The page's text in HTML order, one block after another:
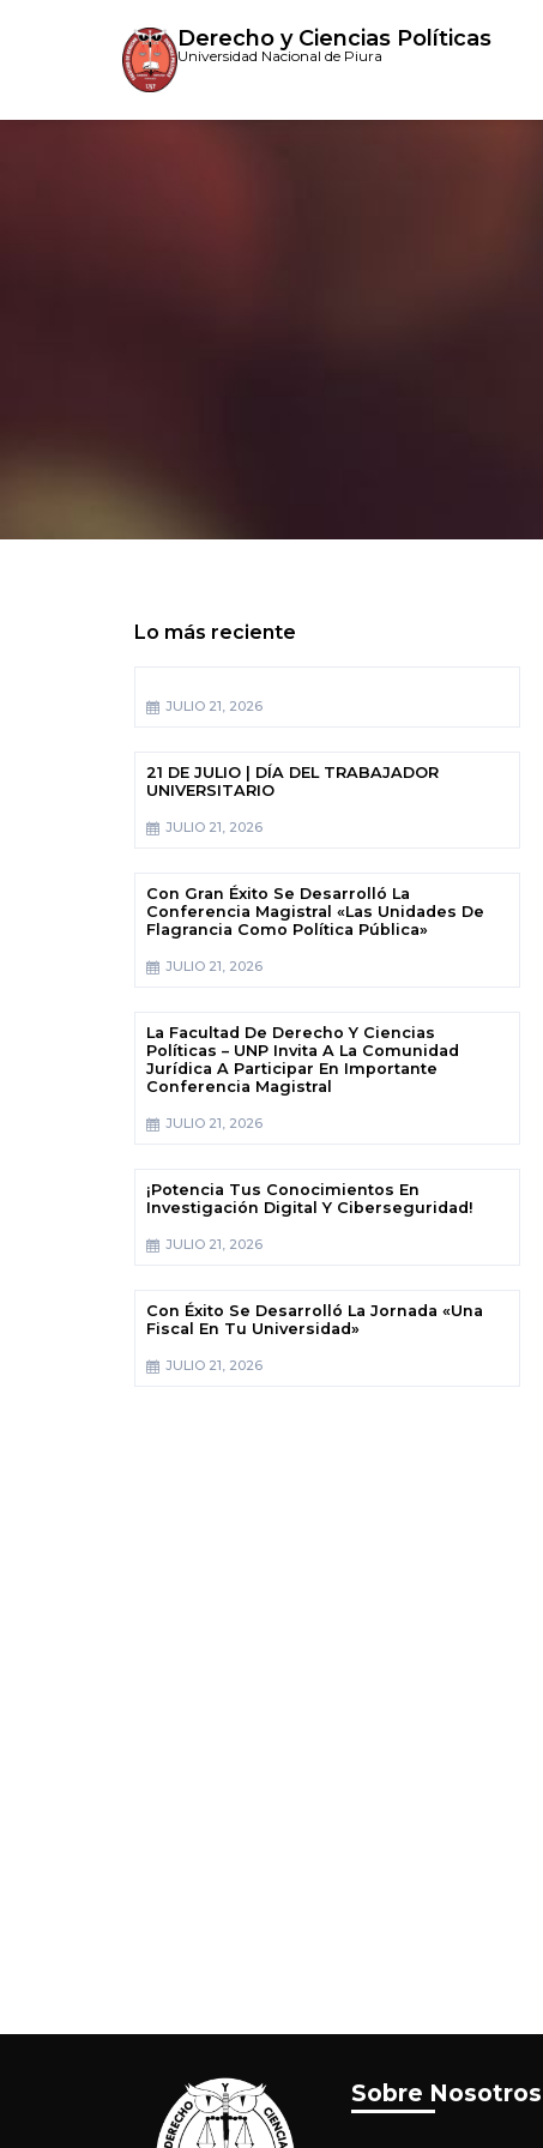
Derecho y Ciencias Políticas
Universidad Nacional de Piura
Lo más reciente
JULIO 21, 2026
21 DE JULIO | DÍA DEL TRABAJADOR
UNIVERSITARIO
JULIO 21, 2026
Con Gran Éxito Se Desarrolló La
Conferencia Magistral «Las Unidades De
Flagrancia Como Política Pública»
JULIO 21, 2026
La Facultad De Derecho Y Ciencias
Políticas – UNP Invita A La Comunidad
Jurídica A Participar En Importante
Conferencia Magistral
JULIO 21, 2026
¡Potencia Tus Conocimientos En
Investigación Digital Y Ciberseguridad!
JULIO 21, 2026
Con Éxito Se Desarrolló La Jornada «Una
Fiscal En Tu Universidad»
JULIO 21, 2026
Sobre Nosotros